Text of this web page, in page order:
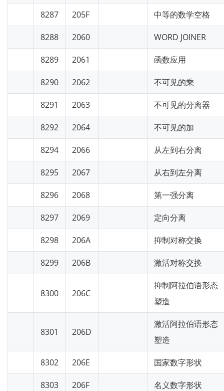
8287 205F 中等的数学空格
8288 2060 WORD JOINER
8289 2061 函数应用
8290 2062 不可见的乘
8291 2063 不可见的分离器
8292 2064 不可见的加
8294 2066 从左到右分离
8295 2067 从右到左分离
8296 2068 第一强分离
8297 2069 定向分离
8298 206A 抑制对称交换
8299 206B 激活对称交换
8300 206C
抑制阿拉伯语形态
塑造
8301 206D
激活阿拉伯语形态
塑造
8302 206E 国家数字形状
8303 206F 名义数字形状